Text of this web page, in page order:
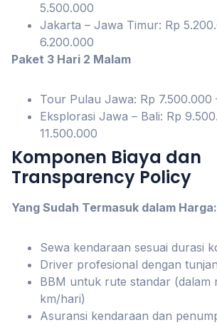
5.500.000
Jakarta – Jawa Timur: Rp
6.200.000
Paket 3 Hari 2 Malam
Tour Pulau Jawa: Rp 7.500.000
Eksplorasi Jawa – Bali: Rp
11.500.000
Komponen Biaya dan
Transparency Policy
Yang Sudah Termasuk dalam Harga:
Sewa kendaraan sesuai durasi
Driver profesional dengan
BBM untuk rute standar (dalam
km/hari)
Asuransi kendaraan dan